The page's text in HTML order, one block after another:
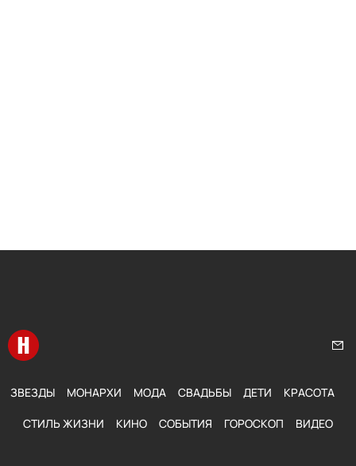
Перейти на главную
ЗВЕЗДЫ МОНАРХИ МОДА СВАДЬБЫ ДЕТИ КРАСОТА
СТИЛЬ ЖИЗНИ КИНО СОБЫТИЯ ГОРОСКОП ВИДЕО